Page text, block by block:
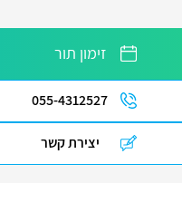
זימון תור
055-4312527
יצירת קשר